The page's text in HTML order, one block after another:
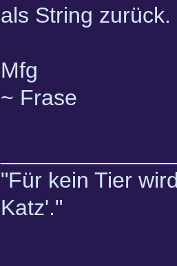
als String zurück.
Mfg
~ Frase
"Für kein Tier
Katz'."